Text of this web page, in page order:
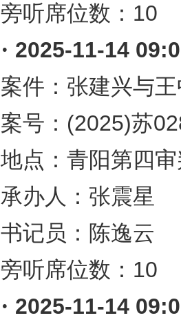
旁听席位数： 10
· 2025-11-14
案件：张建兴与
案号： (2025)苏
地点：青阳第四
承办人：张震星
书记员：陈逸云
旁听席位数： 10
· 2025-11-14